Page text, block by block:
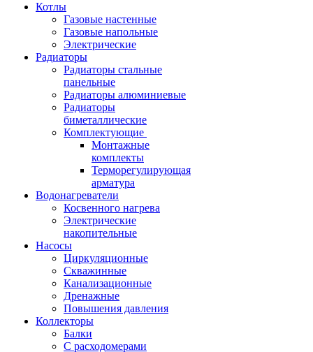
Котлы
Газовые настенные
Газовые напольные
Электрические
Радиаторы
Радиаторы стальные
панельные
Радиаторы алюминиевые
Радиаторы
биметаллические
Комплектующие
Монтажные
комплекты
Терморегулирующая
арматура
Водонагреватели
Косвенного нагрева
Электрические
накопительные
Насосы
Циркуляционные
Скважинные
Канализационные
Дренажные
Повышения давления
Коллекторы
Балки
С расходомерами